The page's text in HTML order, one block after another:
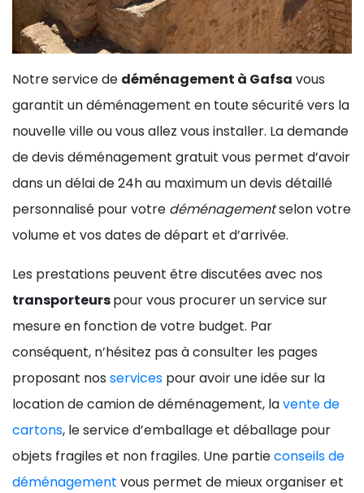
Notre service de déménagement à Gafsa vous
garantit un déménagement en toute sécurité vers la
nouvelle ville ou vous allez vous installer. La demande
de devis déménagement gratuit vous permet d’avoir
dans un délai de 24h au maximum un devis détaillé
personnalisé pour votre déménagementselon votre
volume et vos dates de départ et d’arrivée.
Les prestations peuvent être discutées avec nos
transporteurspour vous procurer un service sur
mesure en fonction de votre budget. Par
conséquent, n’hésitez pas à consulter les pages
proposant nos services pour avoir une idée sur la
location de camion de déménagement, lavente de
cartons, le service d’emballage et déballage pour
objets fragiles et non fragiles. Une partieconseils de
déménagement vous permet de mieux organiser et